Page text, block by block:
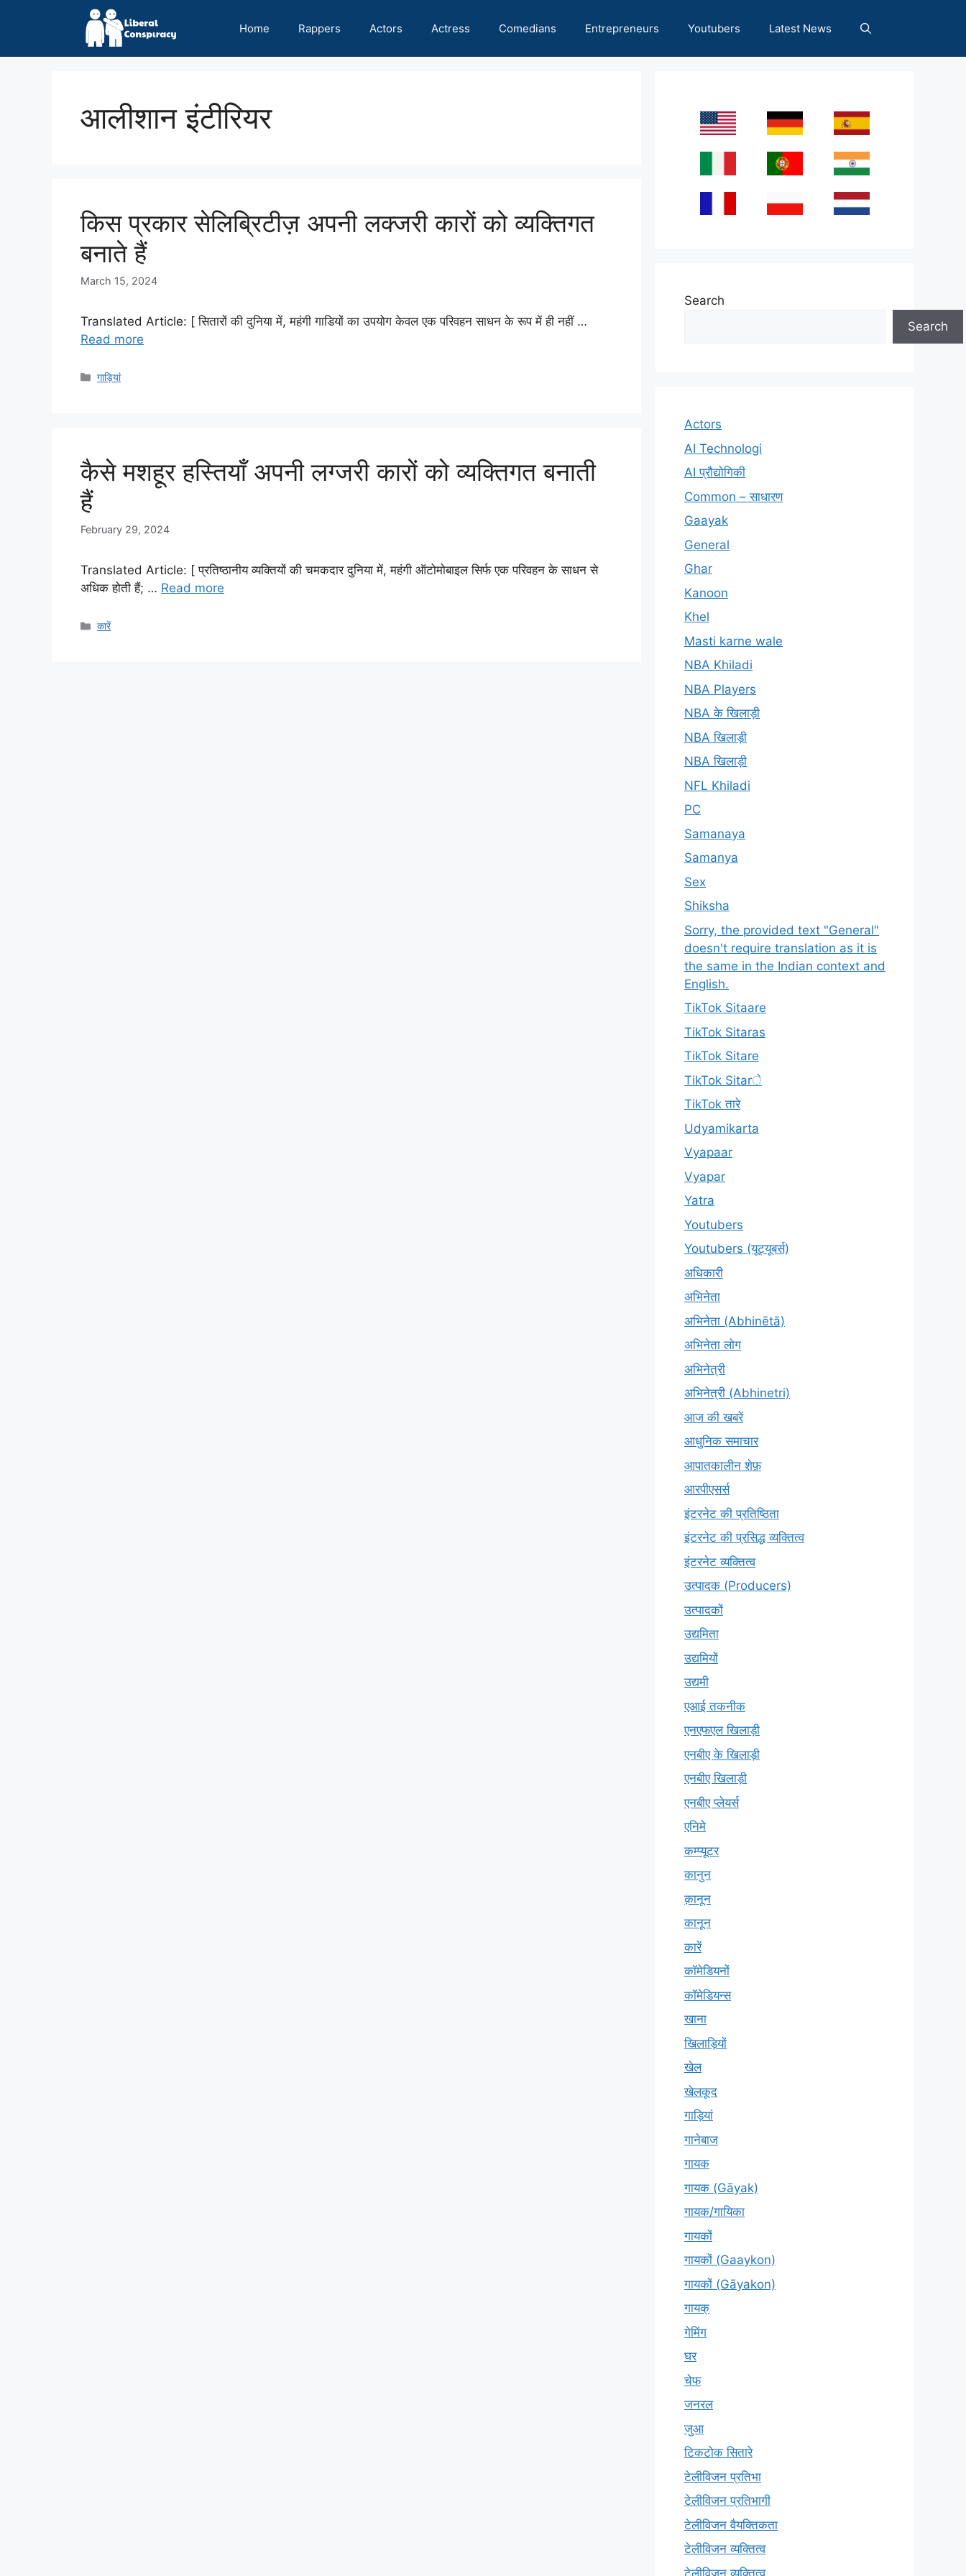
Home Rappers Actors Actress Comedians Entrepreneurs Youtubers Latest News
आलीशान इंटीरियर
किस प्रकार सेलिब्रिटीज़ अपनी लक्जरी कारों को व्यक्तिगत
बनाते हैं
March 15, 2024
Translated Article: [ सितारों की दुनिया में, महंगी गाडियों का उपयोग केवल एक परिवहन साधन के रूप में ही नहीं …
Read more
Categories
गाड़ियां
कैसे मशहूर हस्तियाँ अपनी लग्जरी कारों को व्यक्तिगत बनाती
हैं
February 29, 2024
Translated Article: [ प्रतिष्ठानीय व्यक्तियों की चमकदार दुनिया में, महंगी ऑटोमोबाइल सिर्फ एक परिवहन के साधन से
अधिक होती हैं; … Read more
Categories
कारें
Search
Search
Actors
AI Technologi
AI प्रौद्योगिकी
Common – साधारण
Gaayak
General
Ghar
Kanoon
Khel
Masti karne wale
NBA Khiladi
NBA Players
NBA के खिलाड़ी
NBA खिलाड़ी
NBA खिलाड़ी
NFL Khiladi
PC
Samanaya
Samanya
Sex
Shiksha
Sorry, the provided text "General"
doesn't require translation as it is
the same in the Indian context and
English.
TikTok Sitaare
TikTok Sitaras
TikTok Sitare
TikTok Sitarे
TikTok तारे
Udyamikarta
Vyapaar
Vyapar
Yatra
Youtubers
Youtubers (यूट्यूबर्स)
अधिकारी
अभिनेता
अभिनेता (Abhinētā)
अभिनेता लोग
अभिनेत्री
अभिनेत्री (Abhinetri)
आज की खबरें
आधुनिक समाचार
आपातकालीन शेफ़
आरपीएसर्स
इंटरनेट की प्रतिष्ठिता
इंटरनेट की प्रसिद्ध व्यक्तित्व
इंटरनेट व्यक्तित्व
उत्पादक (Producers)
उत्पादकों
उद्यमिता
उद्यमियों
उद्यमी
एआई तकनीक
एनएफएल खिलाड़ी
एनबीए के खिलाड़ी
एनबीए खिलाड़ी
एनबीए प्लेयर्स
एनिमे
कम्प्यूटर
कानुन
क़ानून
कानून
कारें
कॉमेडियनों
कॉमेडियन्स
खाना
खिलाड़ियों
खेल
खेलकूद
गाड़ियां
गानेबाज
गायक
गायक (Gāyak)
गायक/गायिका
गायकों
गायकों (Gaaykon)
गायकों (Gāyakon)
गायक्
गेमिंग
घर
चेफ
जनरल
जुआ
टिकटोक सितारे
टेलीविजन प्रतिभा
टेलीविजन प्रतिभागी
टेलीविजन वैयक्तिकता
टेलीविजन व्यक्तित्व
टेलीविज़न व्यक्तित्व